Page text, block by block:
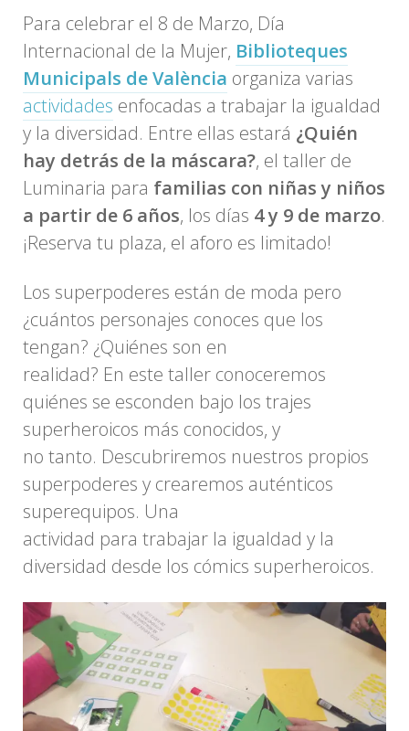
Para celebrar el 8 de Marzo, Día
Internacional de la Mujer, Biblioteques
Municipals de València organiza varias
actividades enfocadas a trabajar la igualdad
y la diversidad. Entre ellas estará ¿Quién
hay detrás de la máscara?, el taller de
Luminaria para familias con niñas y niños
a partir de 6 años, los días 4 y 9 de marzo.
¡Reserva tu plaza, el aforo es limitado!
Los superpoderes están de moda pero
¿cuántos personajes conoces que los
tengan? ¿Quiénes son en
realidad? En este taller conoceremos
quiénes se esconden bajo los trajes
superheroicos más conocidos, y
no tanto. Descubriremos nuestros propios
superpoderes y crearemos auténticos
superequipos. Una
actividad para trabajar la igualdad y la
diversidad desde los cómics superheroicos.